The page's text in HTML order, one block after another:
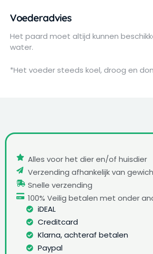
Voederadvies
Het paard moet altijd kunnen
water.
*Het voeder steeds koel, droog en
Alles voor het dier en/of huisdier
Verzending afhankelijk van
Snelle verzending
100% Veilig betalen met onder
iDEAL
Creditcard
Klarna, achteraf betalen
Paypal